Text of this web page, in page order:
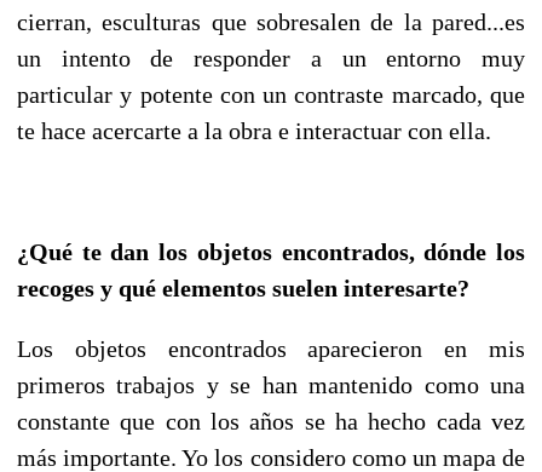
cierran, esculturas que sobresalen de la pared...es
un intento de responder a un entorno muy
particular y potente con un contraste marcado, que
te hace acercarte a la obra e interactuar con ella.
¿Qué te dan los objetos encontrados, dónde los
recoges y qué elementos suelen interesarte?
Los objetos encontrados aparecieron en mis
primeros trabajos y se han mantenido como una
constante que con los años se ha hecho cada vez
más importante. Yo los considero como un mapa de